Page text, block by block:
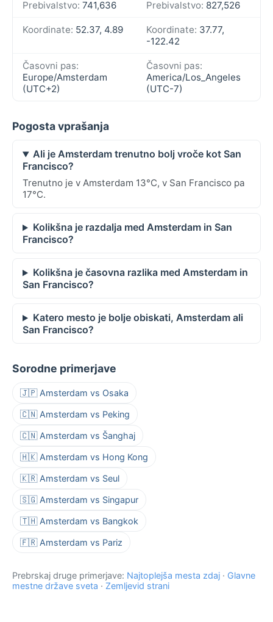
Prebivalstvo: 741,636 Prebivalstvo: 827,526
Koordinate: 52.37, 4.89 Koordinate: 37.77,
-122.42
Časovni pas:
Europe/Amsterdam
(UTC+2)
Časovni pas:
America/Los_Angeles
(UTC-7)
Pogosta vprašanja
Ali je Amsterdam trenutno bolj vroče kot San
Francisco?
Trenutno je v Amsterdam 13°C, v San Francisco pa
17°C.
Kolikšna je razdalja med Amsterdam in San
Francisco?
Kolikšna je časovna razlika med Amsterdam in
San Francisco?
Katero mesto je bolje obiskati, Amsterdam ali
San Francisco?
Sorodne primerjave
🇯🇵 Amsterdam vs Osaka
🇨🇳 Amsterdam vs Peking
🇨🇳 Amsterdam vs Šanghaj
🇭🇰 Amsterdam vs Hong Kong
🇰🇷 Amsterdam vs Seul
🇸🇬 Amsterdam vs Singapur
🇹🇭 Amsterdam vs Bangkok
🇫🇷 Amsterdam vs Pariz
Prebrskaj druge primerjave: Najtoplejša mesta zdaj · Glavne
mestne države sveta · Zemljevid strani